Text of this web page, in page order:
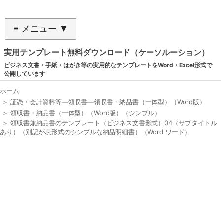
≡ メニュー ▼
実用テンプレート無料ダウンロード（ケーソルーション）
ビジネス文書・手紙・はがき等の実用的なテンプレートをWord・Excel形式で
公開しています
ホーム
＞ 証憑・会計資料等―領収書―領収書・納品書（一体型）（Word版）
＞ 領収書・納品書（一体型）（Word版）（シンプル）
＞ 領収書兼納品書のテンプレート（ビジネス文書形式）04（サブタイトル
あり）（別記が表形式のシンプルな納品明細書）（Word ワード）